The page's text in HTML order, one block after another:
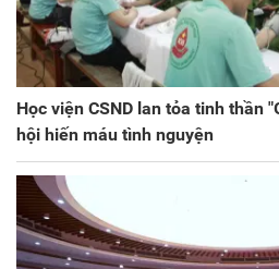
Học viện CSND lan tỏa tinh thần
hội hiến máu tình nguyện